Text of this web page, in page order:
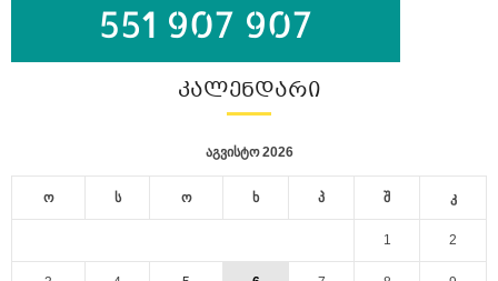
ᲙᲐᲚᲔᲜᲓᲐᲠᲘ
აგვისტო 2026
ო ს ო ხ პ შ კ
1 2